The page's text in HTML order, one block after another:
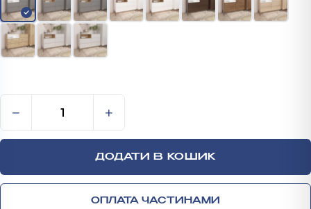
− +
ДОДАТИ В КОШИК
ОПЛАТА ЧАСТИНАМИ